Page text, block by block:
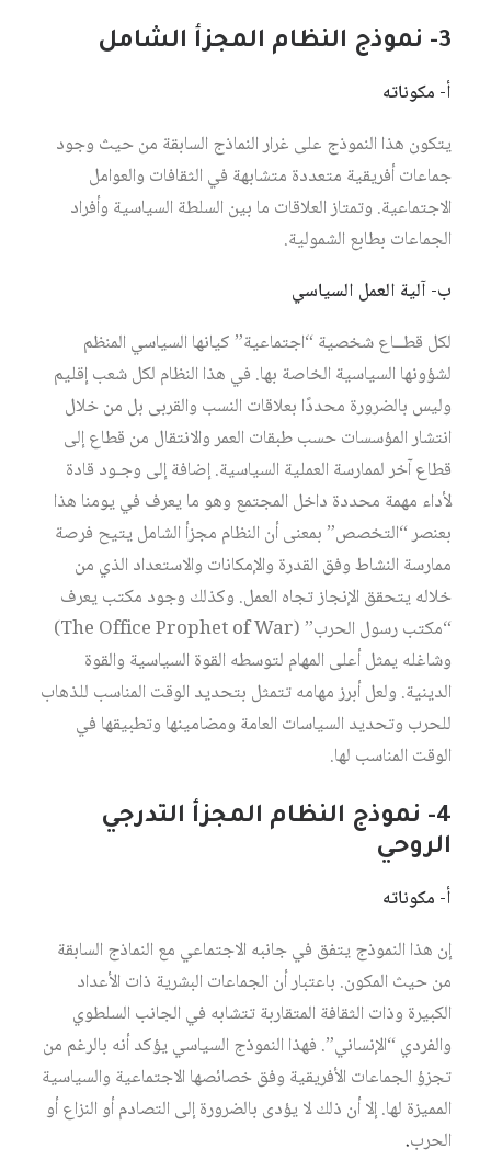
3- نموذج النظام المجزأ الشامل
أ- مكوناته
يتكون هذا النموذج على غرار النماذج السابقة من حيث وجود
جماعات أفريقية متعددة متشابهة في الثقافات والعوامل
الاجتماعية. وتمتاز العلاقات ما بين السلطة السياسية وأفراد
الجماعات بطابع الشمولية.
ب- آلية العمل السياسي
لكل قطــاع شخصية “اجتماعية” كيانها السياسي المنظم
لشؤونها السياسية الخاصة بها. في هذا النظام لكل شعب إقليم
وليس بالضرورة محددًا بعلاقات النسب والقربى بل من خلال
انتشار المؤسسات حسب طبقات العمر والانتقال من قطاع إلى
قطاع آخر لممارسة العملية السياسية. إضافة إلى وجـود قادة
لأداء مهمة محددة داخل المجتمع وهو ما يعرف في يومنا هذا
بعنصر “التخصص” بمعنى أن النظام مجزأ الشامل يتيح فرصة
ممارسة النشاط وفق القدرة والإمكانات والاستعداد الذي من
خلاله يتحقق الإنجاز تجاه العمل. وكذلك وجود مكتب يعرف
“مكتب رسول الحرب” (The Office Prophet of War)
وشاغله يمثل أعلى المهام لتوسطه القوة السياسية والقوة
الدينية. ولعل أبرز مهامه تتمثل بتحديد الوقت المناسب للذهاب
للحرب وتحديد السياسات العامة ومضامينها وتطبيقها في
الوقت المناسب لها.
4- نموذج النظام المجزأ التدرجي
الروحي
أ- مكوناته
إن هذا النموذج يتفق في جانبه الاجتماعي مع النماذج السابقة
من حيث المكون. باعتبار أن الجماعات البشرية ذات الأعداد
الكبيرة وذات الثقافة المتقاربة تتشابه في الجانب السلطوي
والفردي “الإنساني”. فهذا النموذج السياسي يؤكد أنه بالرغم من
تجزؤ الجماعات الأفريقية وفق خصائصها الاجتماعية والسياسية
المميزة لها. إلا أن ذلك لا يؤدى بالضرورة إلى التصادم أو النزاع أو
الحرب.